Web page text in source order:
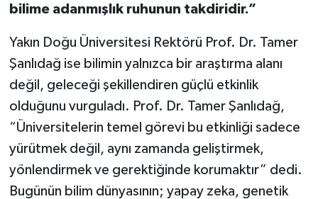
bilime adanmışlık ruhunun takdiridir.”
Yakın Doğu Üniversitesi Rektörü Prof. Dr. Tamer
Şanlıdağ ise bilimin yalnızca bir araştırma alanı
değil, geleceği şekillendiren güçlü etkinlik
olduğunu vurguladı. Prof. Dr. Tamer Şanlıdağ,
“Üniversitelerin temel görevi bu etkinliği sadece
yürütmek değil, aynı zamanda geliştirmek,
yönlendirmek ve gerektiğinde korumaktır” dedi.
Bugünün bilim dünyasının; yapay zeka, genetik